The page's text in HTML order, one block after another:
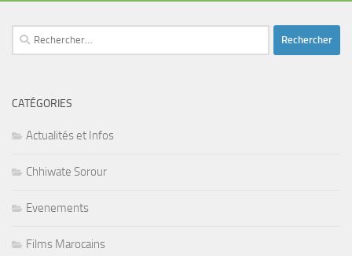
Rechercher :
CATÉGORIES
Actualités et Infos
Chhiwate Sorour
Evenements
Films Marocains